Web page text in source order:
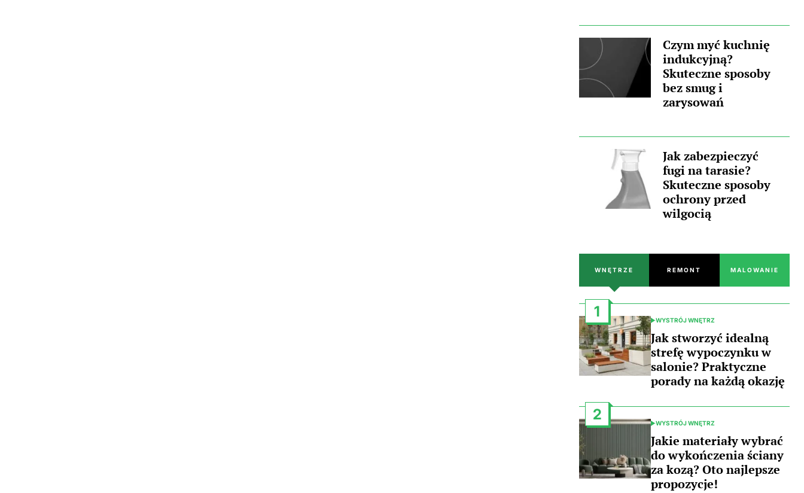
Czym myć kuchnię
indukcyjną?
Skuteczne sposoby
bez smug i
zarysowań
Jak zabezpieczyć
fugi na tarasie?
Skuteczne sposoby
ochrony przed
wilgocią
WNĘTRZE REMONT MALOWANIE
1
POSTED
IN
WYSTRÓJ WNĘTRZ
Jak stworzyć idealną
strefę wypoczynku w
salonie? Praktyczne
porady na każdą okazję
2
POSTED
IN
WYSTRÓJ WNĘTRZ
Jakie materiały wybrać
do wykończenia ściany
za kozą? Oto najlepsze
propozycje!